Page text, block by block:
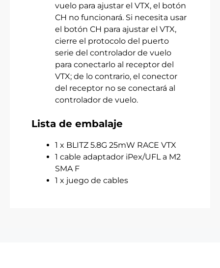
vuelo para ajustar el VTX, el botón
CH no funcionará. Si necesita usar
el botón CH para ajustar el VTX,
cierre el protocolo del puerto
serie del controlador de vuelo
para conectarlo al receptor del
VTX; de lo contrario, el conector
del receptor no se conectará al
controlador de vuelo.
Lista de embalaje
1 x BLITZ 5.8G 25mW RACE VTX
1 cable adaptador iPex/UFL a M2
SMA F
1 x juego de cables